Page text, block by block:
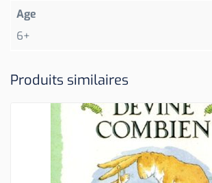
Age
6+
Produits similaires